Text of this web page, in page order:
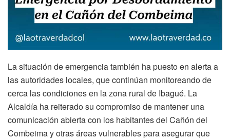
La situación de emergencia también ha puesto en alerta a
las autoridades locales, que continúan monitoreando de
cerca las condiciones en la zona rural de Ibagué. La
Alcaldía ha reiterado su compromiso de mantener una
comunicación abierta con los habitantes del Cañón del
Combeima y otras áreas vulnerables para asegurar que